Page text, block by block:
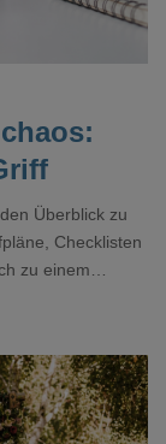
Überblick zu
Checklisten
zu einem
vor einem Event